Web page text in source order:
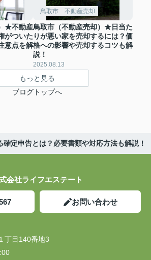
★不動産
がついた
意点を解
鳥取市 不動産売却
鳥取市（不動産売却）★日当た
りが悪い家を売却するには？価
格への影響や売却するコツも解
説！
2025.08.13
もっと見る
ブログトップへ
定申告とは？必要書類や対応方法も解説！
会社ライフエステート
お問い合わせ
丁目140番地3